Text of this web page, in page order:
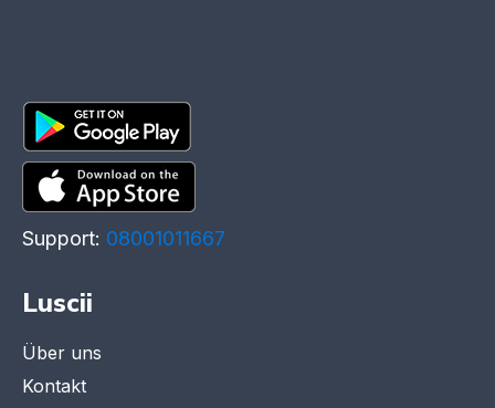
Support: 08001011667
Luscii
Über uns
Kontakt